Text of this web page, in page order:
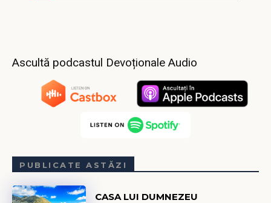
Ascultă podcastul Devoționale Audio
PUBLICATE ASTĂZI
CASA LUI DUMNEZEU